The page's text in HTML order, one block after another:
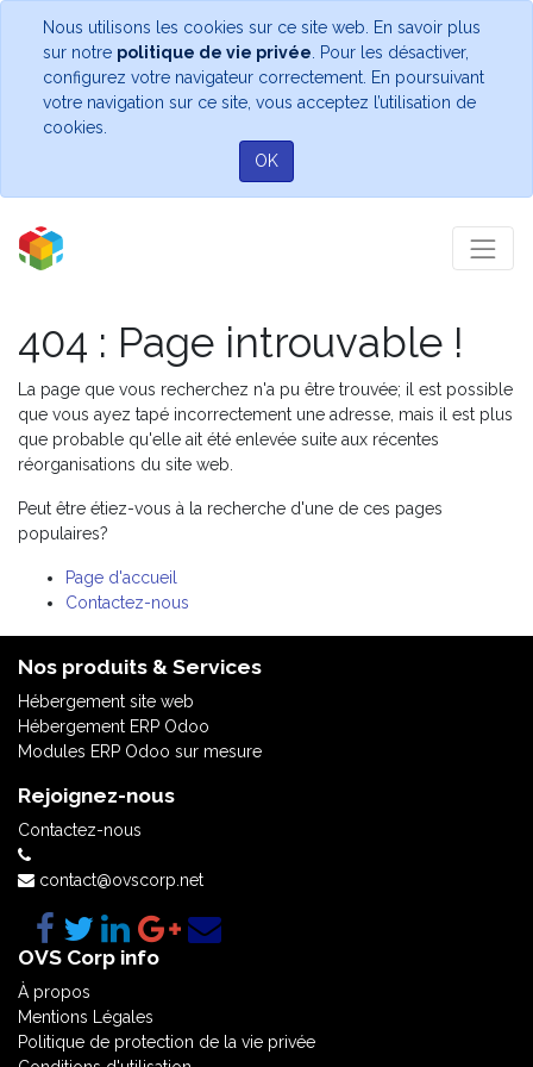
Nous utilisons les cookies sur ce site web. En savoir plus
sur notre politique de vie privée . Pour les désactiver,
configurez votre navigateur correctement. En poursuivant
votre navigation sur ce site, vous acceptez l’utilisation de
cookies.
OK
404 : Page introuvable !
La page que vous recherchez n'a pu être trouvée; il est possible
que vous ayez tapé incorrectement une adresse, mais il est plus
que probable qu'elle ait été enlevée suite aux récentes
réorganisations du site web.
Peut être étiez-vous à la recherche d'une de ces pages
populaires?
Page d'accueil
Contactez-nous
Nos produits & Services
Hébergement site web
Hébergement ERP Odoo
Modules ERP Odoo sur mesure
Rejoignez-nous
Contactez-nous
contact@ovscorp.net
OVS Corp info
À propos
Mentions Légales
Politique de protection de la vie privée